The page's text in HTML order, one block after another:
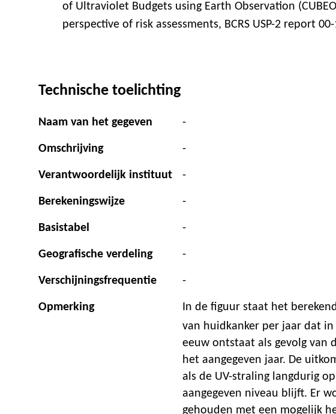
of Ultraviolet Budgets using Earth Observation
perspective of risk assessments, BCRS USP-2 report
Technische toelichting
Naam van het gegeven -
Omschrijving -
Verantwoordelijk instituut -
Berekeningswijze -
Basistabel -
Geografische verdeling -
Verschijningsfrequentie -
Opmerking
In de figuur staat het
van huidkanker per jaar dat
eeuw ontstaat als gevolg van
het aangegeven jaar. De
als de UV-straling langdurig
aangegeven niveau blijft. Er
gehouden met een mogelijk